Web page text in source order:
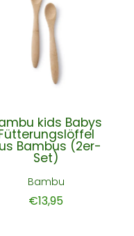
kids Babys
Bambus (2er-
Set)
Bambu
€13,95